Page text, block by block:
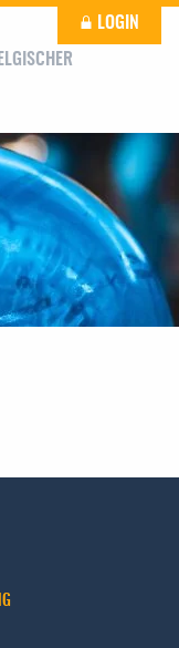
LOGIN